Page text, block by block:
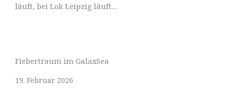
läuft, bei Lok Leipzig läuft…
Fiebertraum im GalaxSea
19. Februar 2026